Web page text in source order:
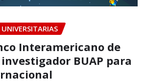
UNIVERSITARIAS
Interamericano de
BUAP para